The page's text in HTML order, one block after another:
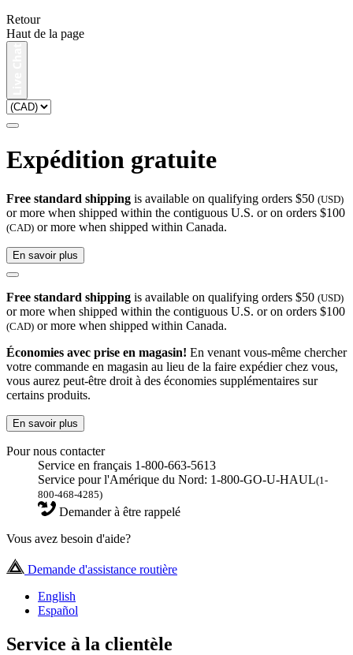
Retour
Haut de la page
Expédition gratuite
Free standard shipping is available on qualifying orders $50 (USD)
or more when shipped within the contiguous U.S. or on orders $100
(CAD) or more when shipped within Canada.
En savoir plus
Free standard shipping is available on qualifying orders $50 (USD)
or more when shipped within the contiguous U.S. or on orders $100
(CAD) or more when shipped within Canada.
Économies avec prise en magasin! En venant vous-même chercher
votre commande en magasin au lieu de la faire expédier chez vous,
vous aurez peut-être droit à des économies supplémentaires sur
certains produits.
En savoir plus
Pour nous contacter
Service en français 1-800-663-5613
Service pour l'Amérique du Nord: 1-800-GO-U-HAUL(1-
800-468-4285)
Demander à être rappelé
Vous avez besoin d'aide?
Demande d'assistance routière
English
Español
Service à la clientèle